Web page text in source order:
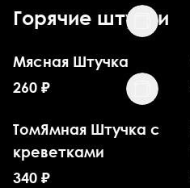
Горячие штучки
Мясная Штучка
260 ₽
ТомЯмная Штучка с
креветками
340 ₽